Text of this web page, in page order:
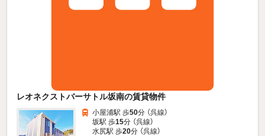
レオネクストバーサトル坂南の賃貸物件
小屋浦駅 歩50分 （呉線）
坂駅 歩15分 （呉線）
水尻駅 歩20分 （呉線）